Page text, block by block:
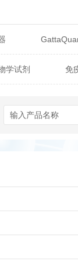
Sterlitech
学试剂 免